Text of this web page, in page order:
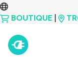
BOUTIQUE